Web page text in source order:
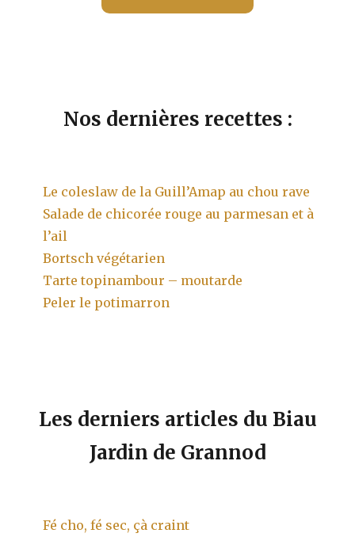
Nos dernières recettes :
Le coleslaw de la Guill’Amap au chou rave
Salade de chicorée rouge au parmesan et à
l’ail
Bortsch végétarien
Tarte topinambour – moutarde
Peler le potimarron
Les derniers articles du Biau
Jardin de Grannod
Fé cho, fé sec, çà craint